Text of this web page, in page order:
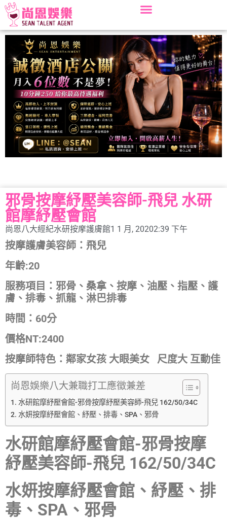
邪骨按摩紓壓美容師-飛兒 水研
館摩紓壓會館
尚恩八大經紀水研按摩護膚館1 1 月, 20202:39 下午
按摩護膚美容師：飛兒
年齡:20
服務項目：邪骨、桑拿、按摩、油壓、指壓、護
膚、排毒、抓龍、淋巴排毒
時間：60分
價格NT:2400
按摩師特色：鄰家女孩 大眼美女 尺度大 互動佳
尚恩娛樂八大兼職打工應徵兼差
水研館摩紓壓會館-邪骨按摩紓壓美容師-飛兒 162/50/34C
水妍按摩紓壓會館、紓壓、排毒、SPA、邪骨
水研館摩紓壓會館-邪骨按摩
紓壓美容師-飛兒 162/50/34C
水妍按摩紓壓會館、紓壓、排
毒、SPA、邪骨